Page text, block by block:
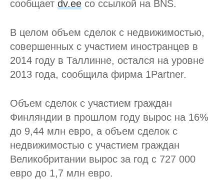
сообщает dv.ee со ссылкой на BNS.
В целом объем сделок с недвижимостью,
совершенных с участием иностранцев в
2014 году в Таллинне, остался на уровне
2013 года, сообщила фирма 1Partner.
Объем сделок с участием граждан
Финляндии в прошлом году вырос на 16%
до 9,44 млн евро, а объем сделок с
недвижимостью с участием граждан
Великобритании вырос за год с 727 000
евро до 1,7 млн евро.